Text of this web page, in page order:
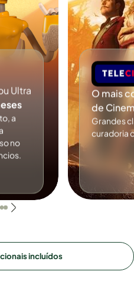
Ultra
a
no
O mais
de
Grandes
curadoria
incluídos